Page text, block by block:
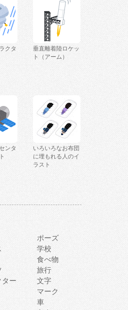
クタ
垂直離着陸ロケッ
ト（アーム）
ンタ
いろいろなお布団
に埋もれる人のイ
ラスト
ポーズ
学校
食べ物
旅行
ター
文字
マーク
車